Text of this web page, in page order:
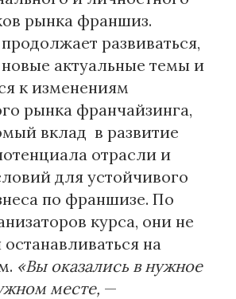
рынка франшиз.
развиваться,
новые актуальные темы и
к изменениям
рынка франчайзинга,
вклад в развитие
отрасли и
для устойчивого
по франшизе. По
курса, они не
на
«Вы оказались в нужное
месте, —